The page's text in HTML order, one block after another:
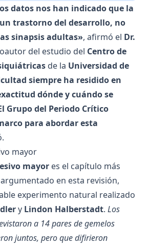
datos nos han indicado que la
trastorno del desarrollo, no
sinapsis adultas», afirmó el Dr.
del estudio del Centro de
de la Universidad de
siempre ha residido en
dónde y cuándo se
Grupo del Periodo Crítico
para abordar esta
mayor
mayor es el capítulo más
en esta revisión,
experimento natural realizado
y Lindon Halberstadt. Los
a 14 pares de gemelos
juntos, pero que difirieron